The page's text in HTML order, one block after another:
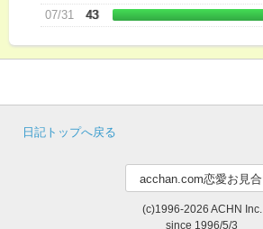
07/31
43
日記トップへ戻る
(c)1996-2026 ACHN Inc.
since 1996/5/3